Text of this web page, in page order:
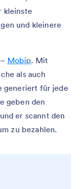
kleinste
und kleinere
Mobip. Mit
als auch
generiert für jede
geben den
er scannt den
zu bezahlen.